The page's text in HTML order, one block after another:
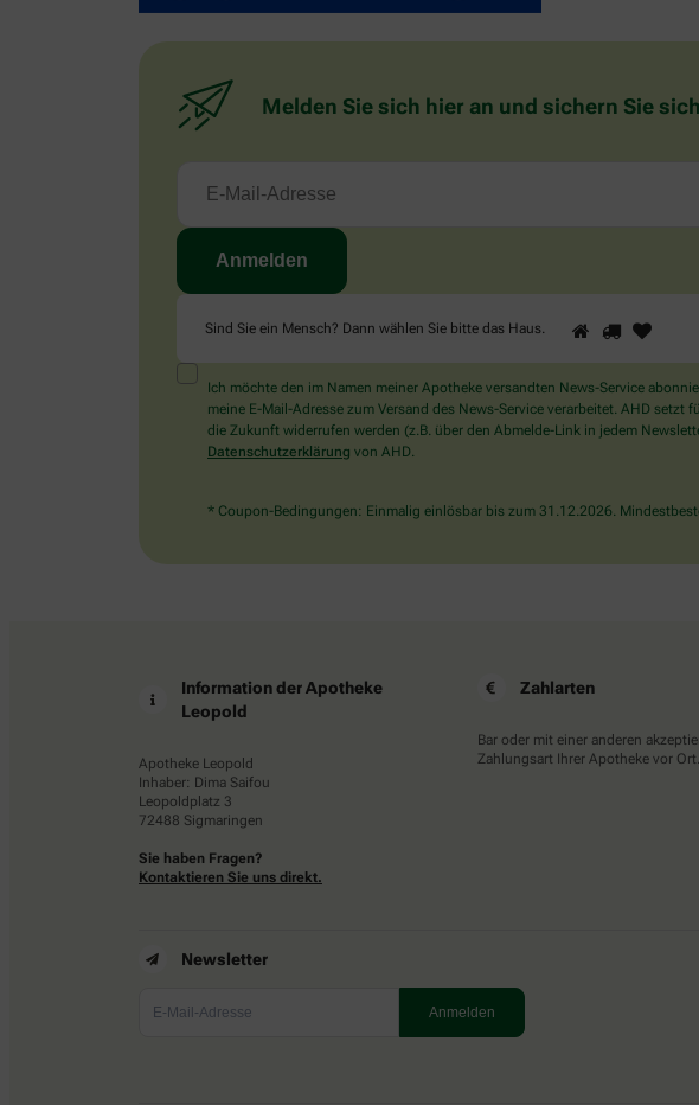
Melden Sie sich hier an und sichern Sie
Sind Sie ein Mensch? Dann wählen Sie bitte das Haus
Sind
Sie
Mensch?
Dann
wählen
Haus.
1 2
Ich möchte den im Namen meiner Apotheke versandten News-Service
meine E-Mail-Adresse zum Versand des News-Service verarbeitet. AHD
die Zukunft widerrufen werden (z.B. über den Abmelde-Link in jedem
Datenschutzerklärung von AHD.
* Coupon-Bedingungen: Einmalig einlösbar bis zum 31.12.2026.
Information der Apotheke
Leopold
Apotheke Leopold
Inhaber: Dima Saifou
Leopoldplatz 3
72488 Sigmaringen
Sie haben Fragen?
Kontaktieren Sie uns direkt.
Zahlarten
Bar oder mit einer anderen
Zahlungsart Ihrer Apotheke vor Ort.
Newsletter